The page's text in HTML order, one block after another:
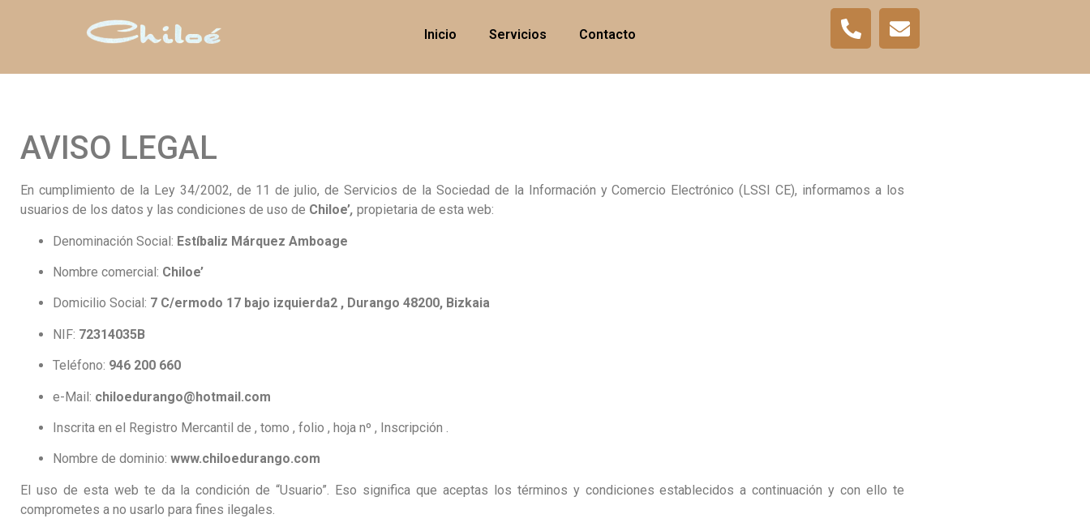
Inicio Servicios Contacto
AVISO LEGAL
En cumplimiento de la Ley 34/2002, de 11 de julio, de Servicios de la Sociedad de la Información y Comercio Electrónico (LSSI CE), informamos a los
usuarios de los datos y las condiciones de uso de Chiloe’, propietaria de esta web:
Denominación Social: Estíbaliz Márquez Amboage
Nombre comercial: Chiloe’
Domicilio Social: 7 C/ermodo 17 bajo izquierda2 , Durango 48200, Bizkaia
NIF: 72314035B
Teléfono: 946 200 660
e-Mail: chiloedurango@hotmail.com
Inscrita en el Registro Mercantil de , tomo , folio , hoja nº , Inscripción .
Nombre de dominio: www.chiloedurango.com
El uso de esta web te da la condición de “Usuario”. Eso significa que aceptas los términos y condiciones establecidos a continuación y con ello te
comprometes a no usarlo para fines ilegales.